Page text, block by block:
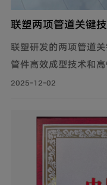
联塑两项管道关键
联塑研发的两项管道
管件高效成型技术和
C）管道系统，均通过
产品的焊接可靠性和
PVC-C管道的产业化
2025-12-02